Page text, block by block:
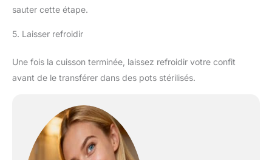
sauter cette étape.
5. Laisser refroidir
Une fois la cuisson terminée, laissez refroidir votre confit
avant de le transférer dans des pots stérilisés.